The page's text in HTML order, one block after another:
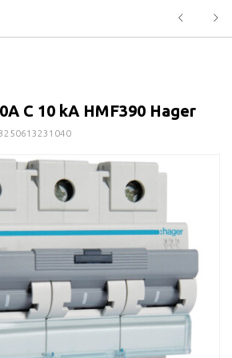
C 10 kA HMF390 Hager
3250613231040